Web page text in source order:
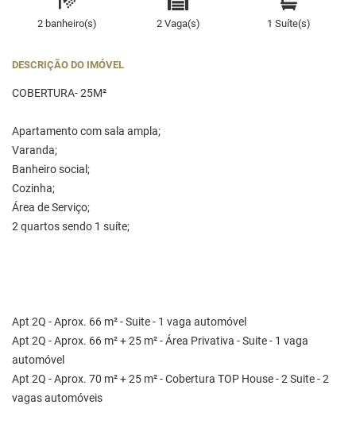
2 banheiro(s) 2 Vaga(s) 1 Suíte(s)
DESCRIÇÃO DO IMÓVEL
COBERTURA- 25M²
Apartamento com sala ampla;
Varanda;
Banheiro social;
Cozinha;
Área de Serviço;
2 quartos sendo 1 suíte;
Apt 2Q - Aprox. 66 m² - Suite - 1 vaga automóvel
Apt 2Q - Aprox. 66 m² + 25 m² - Área Privativa - Suite - 1 vaga
automóvel
Apt 2Q - Aprox. 70 m² + 25 m² - Cobertura TOP House - 2 Suite - 2
vagas automóveis